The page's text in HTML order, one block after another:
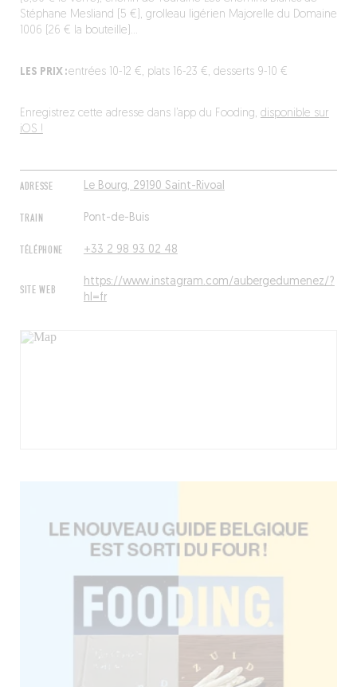
ADRESSE Le Bourg, 29190 Saint-Rivoal
TRAIN Pont-de-Buis
TÉLÉPHONE +33 2 98 93 02 48
SITE WEB
https://www.instagram.com/aubergedumenez/?
hl=fr
Stéphane Mesliand (5 €), grolleau ligérien Majorelle du Domaine
1006 (26 € la bouteille)…
LES PRIX :entrées 10-12 €, plats 16-23 €, desserts 9-10 €
Enregistrez cette adresse dans l’app du Fooding, disponible sur
iOS !